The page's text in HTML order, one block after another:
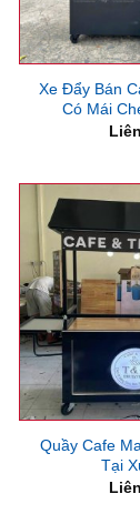
Xe Đẩy Bán
Có Mái
Quầy Cafe
Tại